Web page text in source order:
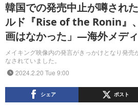
韓国での発売中止が噂され
ルド『Rise of the Ronin』
画はなかった」―海外メデ
メイキング映像内の発言がきっかけとなり発
なされていました。
2024.2.20 Tue 9:00
シェア ポスト